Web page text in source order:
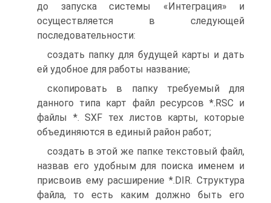
до запуска системы «Интеграция» и
осуществляется в следующей
последовательности:
создать папку для будущей карты и дать
ей удобное для работы название;
скопировать в папку требуемый для
данного типа карт файл ресурсов *.RSC и
файлы *. SXF тех листов карты, которые
объединяются в единый район работ;
создать в этой же папке текстовый файл,
назвав его удобным для поиска именем и
присвоив ему расширение *.DIR. Структура
файла, то есть каким должно быть его